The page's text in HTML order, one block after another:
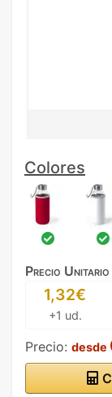
Colores
Precio Unitario
1,32€
+1 ud.
Precio: desde